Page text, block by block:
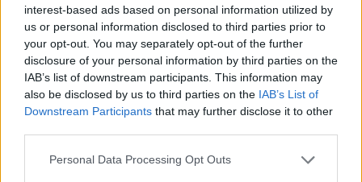
interest-based ads based on personal information utilized by
us or personal information disclosed to third parties prior to
your opt-out. You may separately opt-out of the further
disclosure of your personal information by third parties on the
IAB’s list of downstream participants. This information may
also be disclosed by us to third parties on the IAB’s List of
Downstream Participants that may further disclose it to other
Personal Data Processing Opt Outs
avanzati del Paesenel campo dellaricerca sanitaria e delle
tecnologie medicali. Università, centri di ricerca e imprese
biomedicali costituiscono infatti un sistema che contribuisce allo
sviluppo del settore sanitario regionale e nazionale. La sfida sarà
trasformare innovazione e ricerca in servizi sempre più efficaci per i
cittadini.
pandemia ha rappresentato uno spartiacque per tutti i sistemi